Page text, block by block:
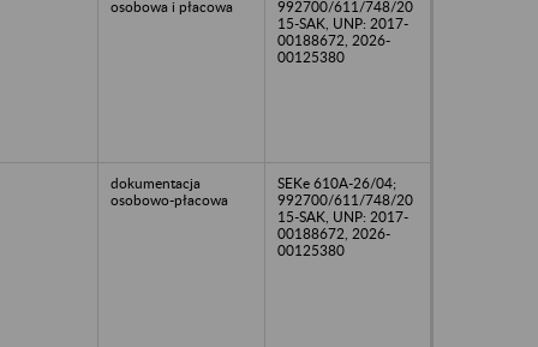
osobowa i płacowa
992700/611/748/20
15-SAK, UNP: 2017-
00188672, 2026-
00125380
dokumentacja
osobowo-płacowa
SEKe 610A-26/04;
992700/611/748/20
15-SAK, UNP: 2017-
00188672, 2026-
00125380